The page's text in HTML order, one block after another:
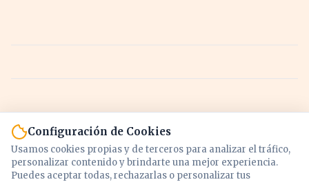
Configuración de Cookies
Usamos cookies propias y de terceros para analizar el tráfico,
personalizar contenido y brindarte una mejor experiencia.
Puedes aceptar todas, rechazarlas o personalizar tus